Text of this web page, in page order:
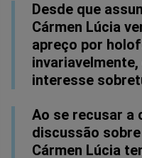
Desde que
Cármen Lúcia
apreço por
interesse
Ao se recusar a
discussão
Cármen Lúcia